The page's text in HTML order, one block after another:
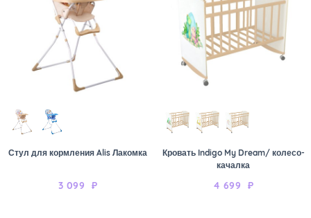
Стул для кормления Alis Лакомка
3 099 ₽
Кровать Indigo My Dream/ колесо-
качалка
4 699 ₽